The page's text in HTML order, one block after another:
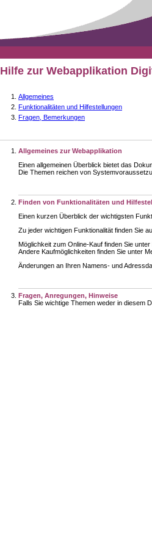
Hilfe zur Webapplikation
Allgemeines
Funktionalitäten und Hilfestellungen
Fragen, Bemerkungen
Allgemeines zur Webapplikation
Einen allgemeinen Überblick bietet das
Die Themen reichen von
Finden von Funktionalitäten und
Einen kurzen Überblick der wichtigsten
Zu jeder wichtigen Funktionalität finden Sie
Möglichkeit zum Online-Kauf finden Sie unter
Andere Kaufmöglichkeiten finden Sie unter
Änderungen an Ihren Namens- und
Fragen, Anregungen, Hinweise
Falls Sie wichtige Themen weder in diesem